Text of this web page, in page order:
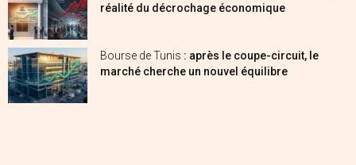
réalité du décrochage économique
Bourse de Tunis : après le coupe-circuit, le
marché cherche un nouvel équilibre